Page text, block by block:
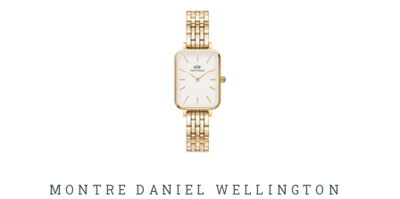
MONTRE DANIEL WELLINGTON